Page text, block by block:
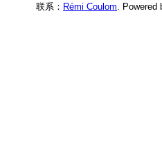
联系： Rémi Coulom . Powered